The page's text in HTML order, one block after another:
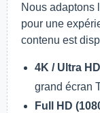
Nous adaptons
pour une
contenu est
4K / Ultra
grand écran
Full HD